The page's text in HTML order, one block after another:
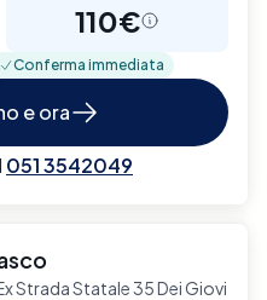
110€
Conferma immediata
e ora
051 3542049
Strada Statale 35 Dei Giovi